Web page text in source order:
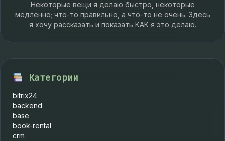
Некоторые вещи я делаю быстро, некоторые
медленно; что-то правильно, а что-то не очень. Здесь
я хочу рассказать и показать КАК я это делаю.
Категории
bitrix24
backend
base
book-rental
crm